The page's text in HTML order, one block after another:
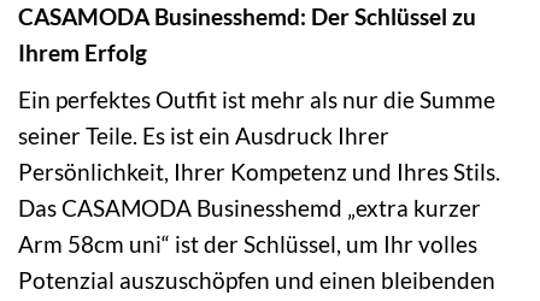
CASAMODA Businesshemd: Der Schlüssel zu
Ihrem Erfolg
Ein perfektes Outfit ist mehr als nur die Summe
seiner Teile. Es ist ein Ausdruck Ihrer
Persönlichkeit, Ihrer Kompetenz und Ihres Stils.
Das CASAMODA Businesshemd „extra kurzer
Arm 58cm uni“ ist der Schlüssel, um Ihr volles
Potenzial auszuschöpfen und einen bleibenden